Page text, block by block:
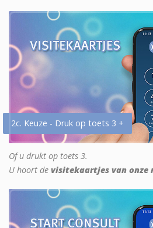
2c. Keuze - Druk op toets 3 +
Of u drukt op toets 3.
U hoort de visitekaartjes van onze